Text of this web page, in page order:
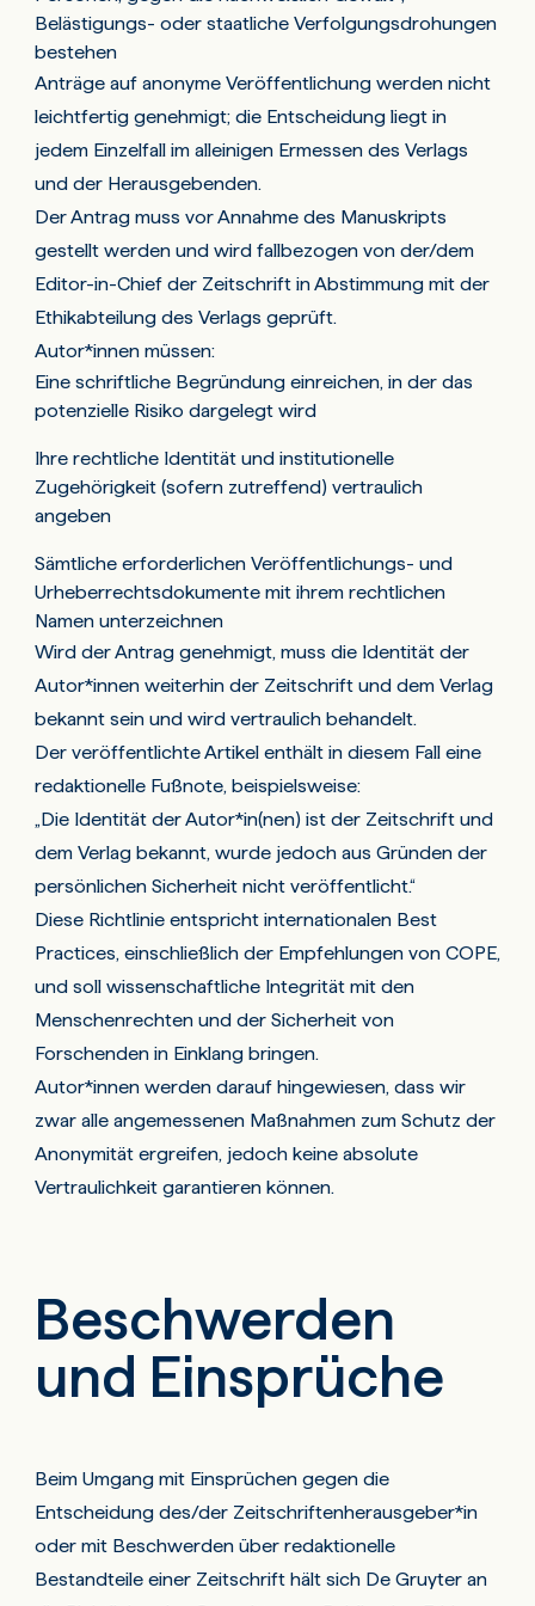
Belästigungs- oder staatliche Verfolgungsdrohungen
bestehen
Anträge auf anonyme Veröffentlichung werden nicht
leichtfertig genehmigt; die Entscheidung liegt in
jedem Einzelfall im alleinigen Ermessen des Verlags
und der Herausgebenden.
Der Antrag muss vor Annahme des Manuskripts
gestellt werden und wird fallbezogen von der/dem
Editor-in-Chief der Zeitschrift in Abstimmung mit der
Ethikabteilung des Verlags geprüft.
Autor*innen müssen:
Eine schriftliche Begründung einreichen, in der das
potenzielle Risiko dargelegt wird
Ihre rechtliche Identität und institutionelle
Zugehörigkeit (sofern zutreffend) vertraulich
angeben
Sämtliche erforderlichen Veröffentlichungs- und
Urheberrechtsdokumente mit ihrem rechtlichen
Namen unterzeichnen
Wird der Antrag genehmigt, muss die Identität der
Autor*innen weiterhin der Zeitschrift und dem Verlag
bekannt sein und wird vertraulich behandelt.
Der veröffentlichte Artikel enthält in diesem Fall eine
redaktionelle Fußnote, beispielsweise:
„Die Identität der Autor*in(nen) ist der Zeitschrift und
dem Verlag bekannt, wurde jedoch aus Gründen der
persönlichen Sicherheit nicht veröffentlicht.“
Diese Richtlinie entspricht internationalen Best
Practices, einschließlich der Empfehlungen von COPE,
und soll wissenschaftliche Integrität mit den
Menschenrechten und der Sicherheit von
Forschenden in Einklang bringen.
Autor*innen werden darauf hingewiesen, dass wir
zwar alle angemessenen Maßnahmen zum Schutz der
Anonymität ergreifen, jedoch keine absolute
Vertraulichkeit garantieren können.
Beschwerden
und Einsprüche
Beim Umgang mit Einsprüchen gegen die
Entscheidung des/der Zeitschriftenherausgeber*in
oder mit Beschwerden über redaktionelle
Bestandteile einer Zeitschrift hält sich De Gruyter an